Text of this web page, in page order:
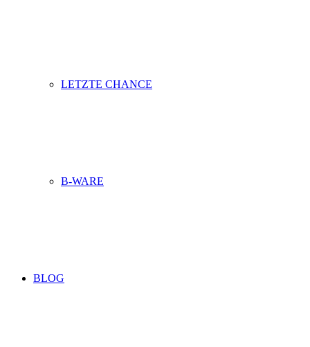
LETZTE CHANCE
B-WARE
BLOG